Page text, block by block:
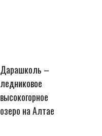
Дарашколь –
ледниковое
высокогорное
озеро на Алтае